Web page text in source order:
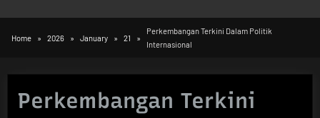
Home 2026 January 21
Perkembangan Terkini Dalam Politik
Internasional
Perkembangan Terkini